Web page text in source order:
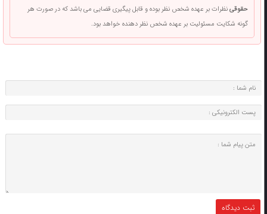
حقوقینظرات بر عهده شخص نظر بوده و قابل پیگیری قضایی می باشد که در صورت هر
گونه شکایت مسئولیت بر عهده شخص نظر دهنده خواهد بود.